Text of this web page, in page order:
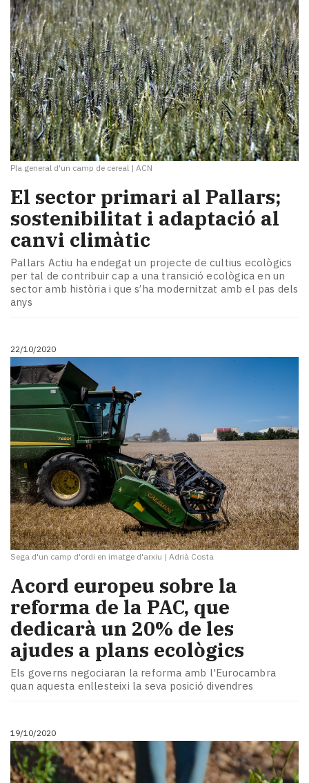
Pla general d'un camp de cereal | ACN
El sector primari al Pallars;
sostenibilitat i adaptació al
canvi climàtic
Pallars Actiu ha endegat un projecte de cultius ecològics
per tal de contribuir cap a una transició ecològica en un
sector amb història i que s’ha modernitzat amb el pas dels
anys
22/10/2020
Sega d'un camp d'ordi en imatge d'arxiu | Adrià Costa
Acord europeu sobre la
reforma de la PAC, que
dedicarà un 20% de les
ajudes a plans ecològics
Els governs negociaran la reforma amb l'Eurocambra
quan aquesta enllesteixi la seva posició divendres
19/10/2020